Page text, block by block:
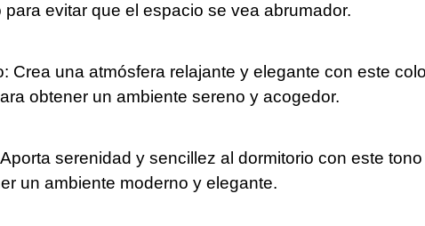
evitar que el espacio se vea abrumador.
Crea una atmósfera relajante y elegante con este
obtener un ambiente sereno y acogedor.
serenidad y sencillez al dormitorio con este
un ambiente moderno y elegante.